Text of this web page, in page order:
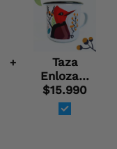
+
Taza
Enlozada
diseños
(TIENDA)
$15.990